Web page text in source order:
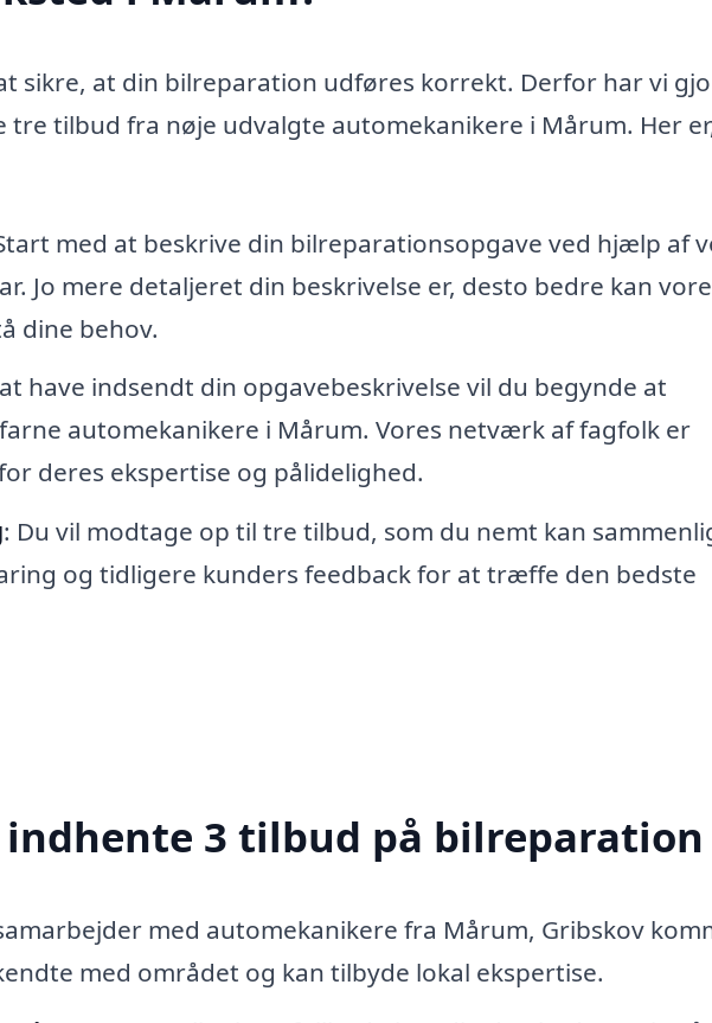
sikre, at din bilreparation udføres korrekt. Derfor har vi
tilbud fra nøje udvalgte automekanikere i Mårum. Her
med at beskrive din bilreparationsopgave ved hjælp af
Jo mere detaljeret din beskrivelse er, desto bedre kan
dine behov.
have indsendt din opgavebeskrivelse vil du begynde at
automekanikere i Mårum. Vores netværk af fagfolk er
deres ekspertise og pålidelighed.
: Du vil modtage op til tre tilbud, som du nemt kan
og tidligere kunders feedback for at træffe den bedste
indhente 3 tilbud på bilreparation
med automekanikere fra Mårum, Gribskov
med området og kan tilbyde lokal ekspertise.